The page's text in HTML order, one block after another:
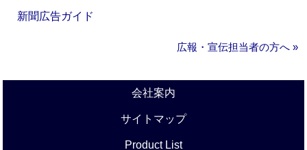
新聞広告ガイド
広報・宣伝担当者の方へ »
会社案内
サイトマップ
Product List